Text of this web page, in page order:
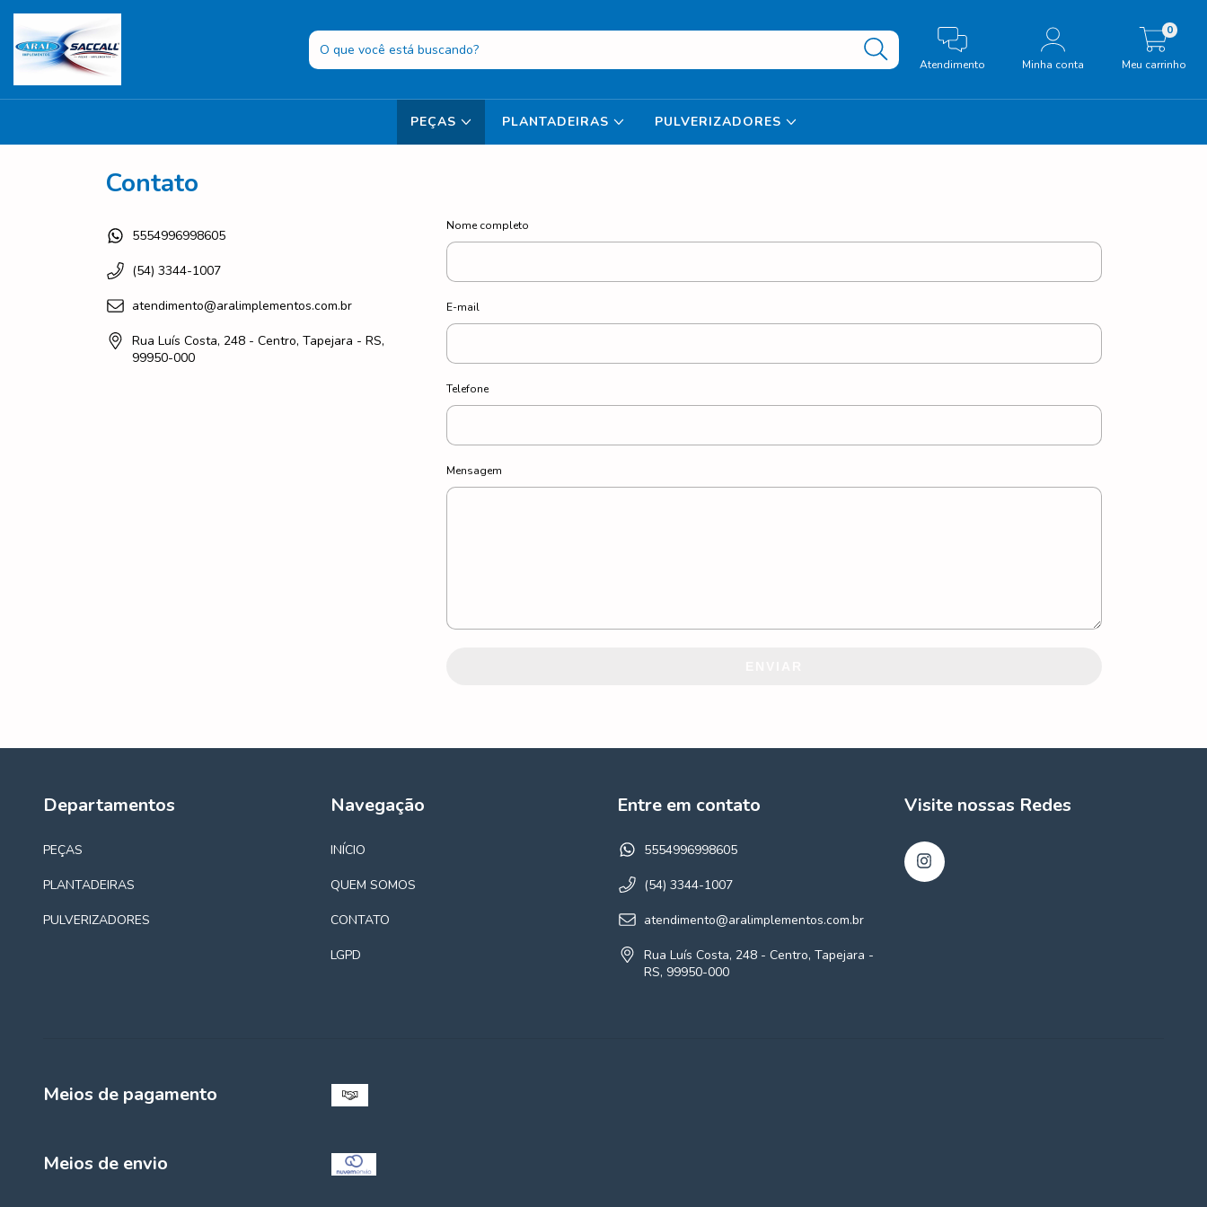
Atendimento Minha conta Meu carrinho
0
PEÇAS PLANTADEIRAS PULVERIZADORES
Contato
5554996998605
(54) 3344-1007
atendimento@aralimplementos.com.br
Rua Luís Costa, 248 - Centro, Tapejara - RS,
99950-000
Nome completo
E-mail
Telefone
Mensagem
Departamentos
PEÇAS
PLANTADEIRAS
PULVERIZADORES
Navegação
INÍCIO
QUEM SOMOS
CONTATO
LGPD
Entre em contato
5554996998605
(54) 3344-1007
atendimento@aralimplementos.com.br
Rua Luís Costa, 248 - Centro, Tapejara -
RS, 99950-000
Visite nossas Redes
Meios de pagamento
Meios de envio